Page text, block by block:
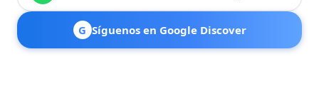
G Síguenos en Google Discover